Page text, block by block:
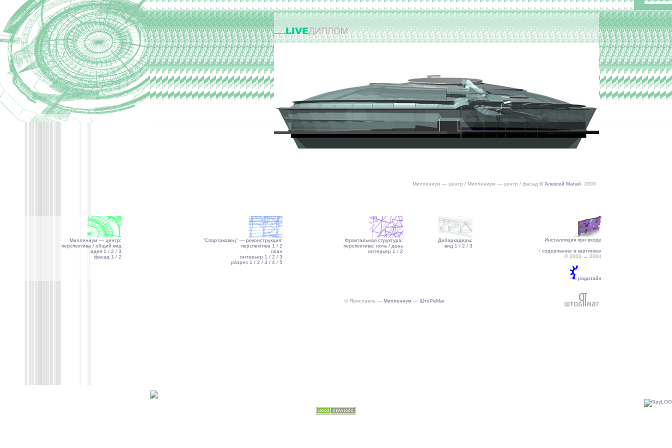
Миллениум — центр / Миллениум — центр / фасад © Алексей Магай 2003
Миллениум — центр:
перспектива / общий вид
идея 1 / 2 / 3
фасад 1 / 2
"Спартаковец" — реконструкция:
перспектива 1 / 2
план
интерьер 1 / 2 / 3
разрез 1 / 2 / 3 / 4 / 5
Фрактальная структура:
перспектива: ночь / день
интерьер 1 / 2
Дебаркадеры:
вид 1 / 2 / 3
Инсталляция при входе
↑ содержание в картинках
© 2003 → 2004
радизайн
© Ярославль — Миллениум — ШтоРаМаг